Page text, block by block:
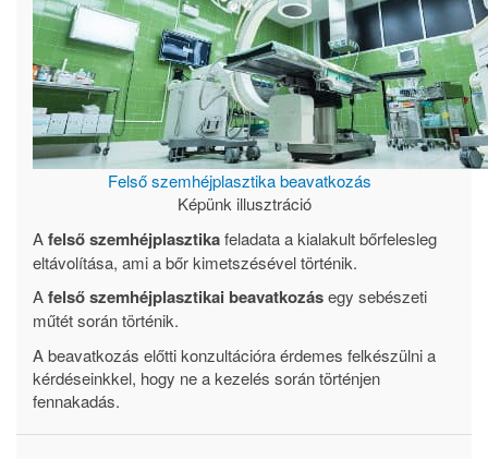
Felső szemhéjplasztika beavatkozás
Képünk illusztráció
Afelső szemhéjplasztikafeladata a kialakult bőrfelesleg
eltávolítása, ami a bőr kimetszésével történik.
Afelső szemhéjplasztikai beavatkozásegy sebészeti
műtét során történik.
A beavatkozás előtti konzultációra érdemes felkészülni a
kérdéseinkkel, hogy ne a kezelés során történjen
fennakadás.